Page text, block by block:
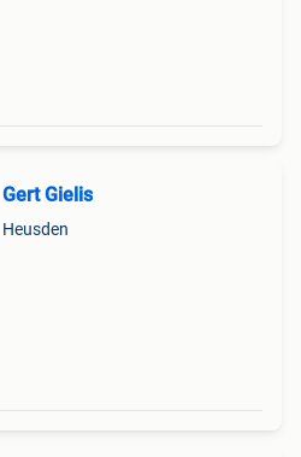
Gert Gielis
Heusden